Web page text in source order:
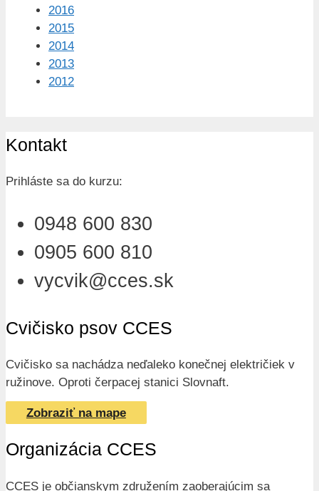
2016
2015
2014
2013
2012
Kontakt
Prihláste sa do kurzu:
0948 600 830
0905 600 810
vycvik@cces.sk
Cvičisko psov CCES
Cvičisko sa nachádza neďaleko konečnej električiek v
ružinove. Oproti čerpacej stanici Slovnaft.
Zobraziť na mape
Organizácia CCES
CCES je občianskym združením zaoberajúcim sa